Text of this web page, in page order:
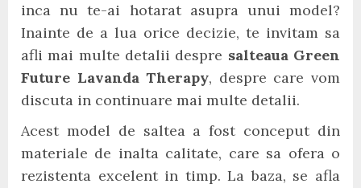
inca nu te-ai hotarat asupra unui model?
Inainte de a lua orice decizie, te invitam sa
afli mai multe detalii despre salteaua Green
Future Lavanda Therapy, despre care vom
discuta in continuare mai multe detalii.
Acest model de saltea a fost conceput din
materiale de inalta calitate, care sa ofera o
rezistenta excelent in timp. La baza, se afla